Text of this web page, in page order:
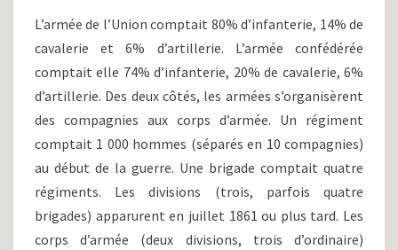
L’armée de l’Union comptait 80% d’infanterie, 14% de
cavalerie et 6% d’artillerie. L’armée confédérée
comptait elle 74% d’infanterie, 20% de cavalerie, 6%
d’artillerie. Des deux côtés, les armées s’organisèrent
des compagnies aux corps d’armée. Un régiment
comptait 1 000 hommes (séparés en 10 compagnies)
au début de la guerre. Une brigade comptait quatre
régiments. Les divisions (trois, parfois quatre
brigades) apparurent en juillet 1861 ou plus tard. Les
corps d’armée (deux divisions, trois d’ordinaire)